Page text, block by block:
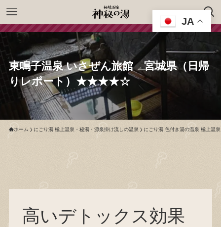
東鳴子温泉 いさぜん旅館 宮城県（日帰
りレポート）★★★★☆
ホーム にごり湯 極上温泉・秘湯・源泉掛け流しの温泉 にごり湯 色付き湯の温泉 極上温
高いデトックス効果
JA